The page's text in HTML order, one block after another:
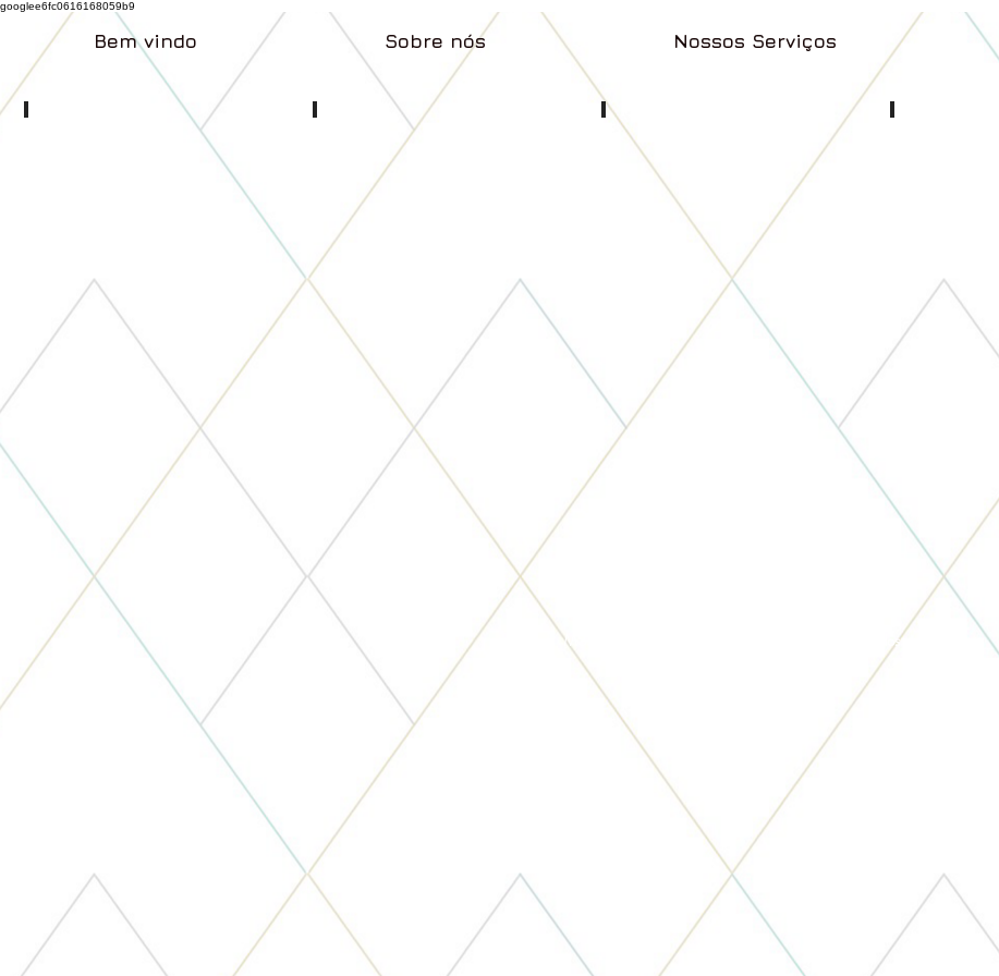
googlee6fc0616168059b9
Bem vindo Sobre nós Nossos Serviços
MS3 Arquitetura 2023 - Todos os direitos reservados